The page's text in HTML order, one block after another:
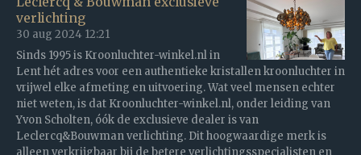
verlichting
30 aug 2024 12:21
Sinds 1995 is Kroonluchter-winkel.nl in
Lent hét adres voor een authentieke kristallen kroonluchter in
vrijwel elke afmeting en uitvoering. Wat veel mensen echter
niet weten, is dat Kroonluchter-winkel.nl, onder leiding van
Yvon Scholten, óók de exclusieve dealer is van
Leclercq&Bouwman verlichting. Dit hoogwaardige merk is